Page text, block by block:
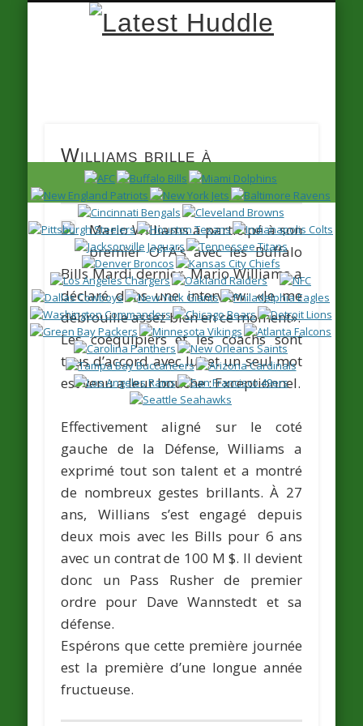
Williams brille à
l’entrainement
Mario Williamsa participé à son
premier OTA’s avec les Buffalo
Bills Mardi dernier. Mario Williams a
déclaré dans une interview:«Je me
débrouille assez bien en ce moment».
Les coéquipiers et les coachs sont
tous d’accord avec lui et un seul mot
est venu a leur bouche :Exceptionnel.
Effectivement aligné sur le coté
gauche de la Défense, Williams a
exprimé tout son talent et a montré
de nombreux gestes brillants. À 27
ans, Willians s’est engagé depuis
deux mois avec les Bills pour 6 ans
avec un contrat de 100 M $. Il devient
donc un Pass Rusher de premier
ordre pour Dave Wannstedt et sa
défense.
Espérons que cette première journée
est la première d’une longue année
fructueuse.